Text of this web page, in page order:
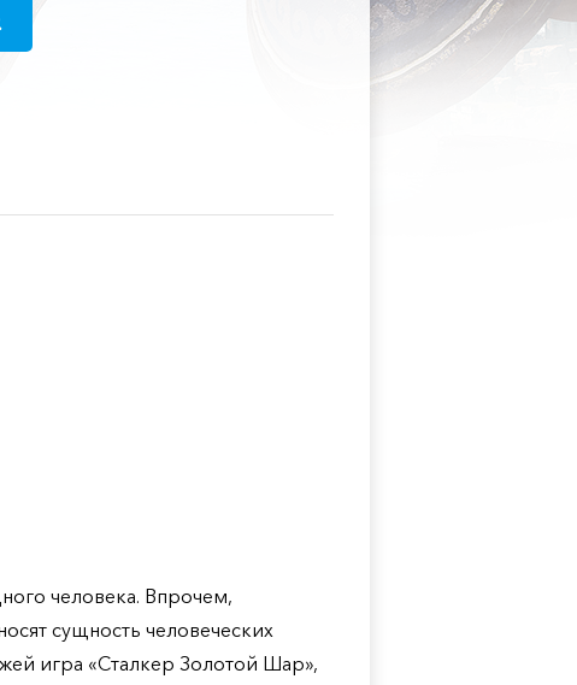
человека. Впрочем,
сущность человеческих
игра «Сталкер Золотой Шар»,